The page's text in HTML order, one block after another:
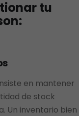
tu
en mantener
de stock
Un inventario bien